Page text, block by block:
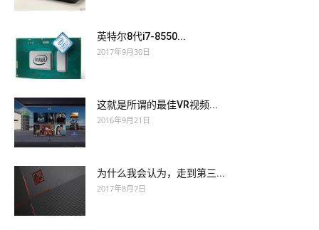
英特尔8代i7-8550...
2017年9月30日
这就是所谓的最佳VR视频...
2016年9月21日
为什么我会认为，走到第三...
2017年8月7日